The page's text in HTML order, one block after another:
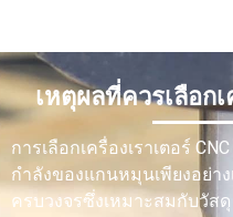
การผลิตแบบ
แบตช์
การผลิตซ้
ป้าย แผ่นป้
ชิ้นส่วน
เฟอร์นิเจอร์
และแผ่นไ
รูปทรงต่าง
เหตุผลที่ควรเลือกเ
การเลือกเครื่องเราเตอร์
กำลังของแกนหมุนเพียงอย่า
ครบวงจรซึ่งเหมาะสมกับวั